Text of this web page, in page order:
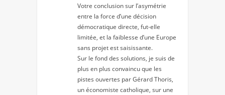
Votre conclusion sur l’asymétrie
entre la force d’une décision
démocratique directe, fut-elle
limitée, et la faiblesse d’une Europe
sans projet est saisissante.
Sur le fond des solutions, je suis de
plus en plus convaincu que les
pistes ouvertes par Gérard Thoris,
un économiste catholique, sur une